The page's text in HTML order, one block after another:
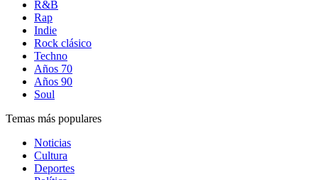
R&B
Rap
Indie
Rock clásico
Techno
Años 70
Años 90
Soul
Temas más populares
Noticias
Cultura
Deportes